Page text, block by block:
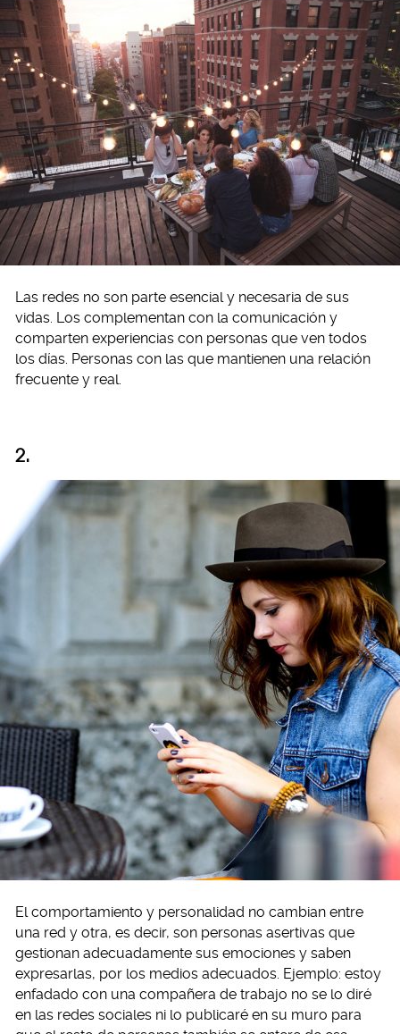
Las redes no son parte esencial y necesaria de sus
vidas. Los complementan con la comunicación y
comparten experiencias con personas que ven todos
los días. Personas con las que mantienen una relación
frecuente y real.
2.
El comportamiento y personalidad no cambian entre
una red y otra, es decir, son personas asertivas que
gestionan adecuadamente sus emociones y saben
expresarlas, por los medios adecuados. Ejemplo: estoy
enfadado con una compañera de trabajo no se lo diré
en las redes sociales ni lo publicaré en su muro para